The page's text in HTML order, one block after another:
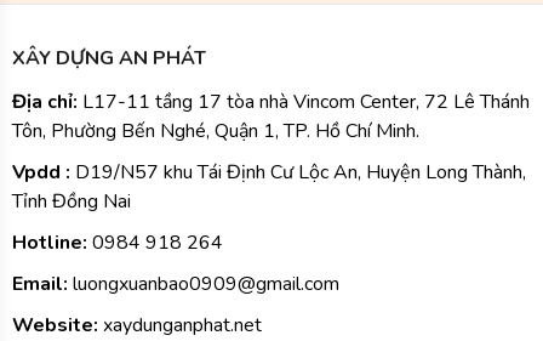
XÂY DỰNG AN PHÁT
Địa chỉ: L17-11 tầng 17 tòa nhà Vincom Center, 72 Lê Thánh
Tôn, Phường Bến Nghé, Quận 1, TP. Hồ Chí Minh.
Vpdd : D19/N57 khu Tái Định Cư Lộc An, Huyện Long Thành,
Tỉnh Đồng Nai
Hotline: 0984 918 264
Email: luongxuanbao0909@gmail.com
Website: xaydunganphat.net